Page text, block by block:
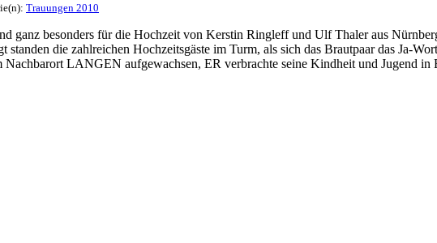
Trauungen 2010
ganz besonders für die Hochzeit von Kerstin Ringleff und Ulf Thaler aus
standen die zahlreichen Hochzeitsgäste im Turm, als sich das Brautpaar das Ja-
Nachbarort LANGEN aufgewachsen, ER verbrachte seine Kindheit und Jugend